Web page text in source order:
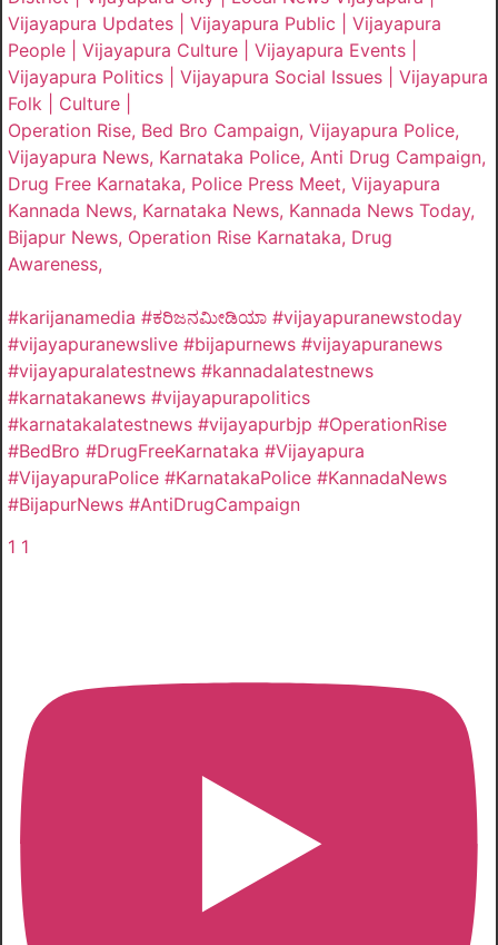
Vijayapura Updates | Vijayapura Public | Vijayapura
People | Vijayapura Culture | Vijayapura Events |
Vijayapura Politics | Vijayapura Social Issues | Vijayapura
Folk | Culture |
Operation Rise, Bed Bro Campaign, Vijayapura Police,
Vijayapura News, Karnataka Police, Anti Drug Campaign,
Drug Free Karnataka, Police Press Meet, Vijayapura
Kannada News, Karnataka News, Kannada News Today,
Bijapur News, Operation Rise Karnataka, Drug
Awareness,
#karijanamedia #ಕರಿಜನಮೀಡಿಯಾ #vijayapuranewstoday
#vijayapuranewslive #bijapurnews #vijayapuranews
#vijayapuralatestnews #kannadalatestnews
#karnatakanews #vijayapurapolitics
#karnatakalatestnews #vijayapurbjp #OperationRise
#BedBro #DrugFreeKarnataka #Vijayapura
#VijayapuraPolice #KarnatakaPolice #KannadaNews
#BijapurNews #AntiDrugCampaign
1 1